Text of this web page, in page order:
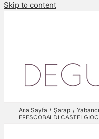
Skip to content
Ana Sayfa Şarap
FRESCOBALDI